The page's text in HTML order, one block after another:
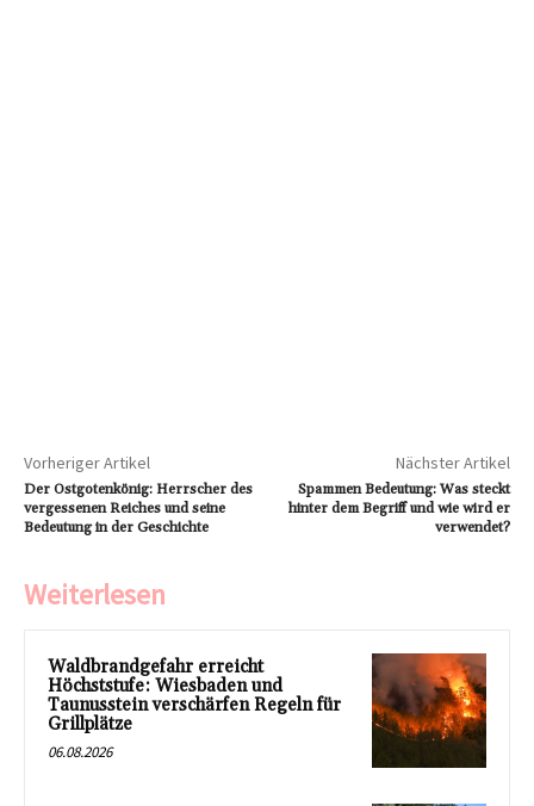
Vorheriger Artikel
Der Ostgotenkönig: Herrscher des
vergessenen Reiches und seine
Bedeutung in der Geschichte
Nächster Artikel
Spammen Bedeutung: Was steckt
hinter dem Begriff und wie wird er
verwendet?
Weiterlesen
Waldbrandgefahr erreicht
Höchststufe: Wiesbaden und
Taunusstein verschärfen Regeln für
Grillplätze
06.08.2026